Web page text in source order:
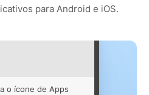
para Android e iOS.
o ícone de Apps